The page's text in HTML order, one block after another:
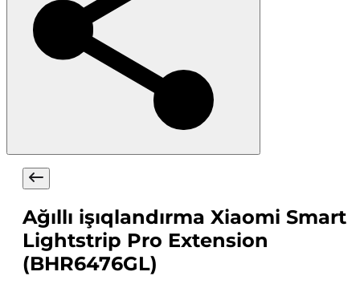
Ağıllı işıqlandırma Xiaomi Smart
Lightstrip Pro Extension
(BHR6476GL)